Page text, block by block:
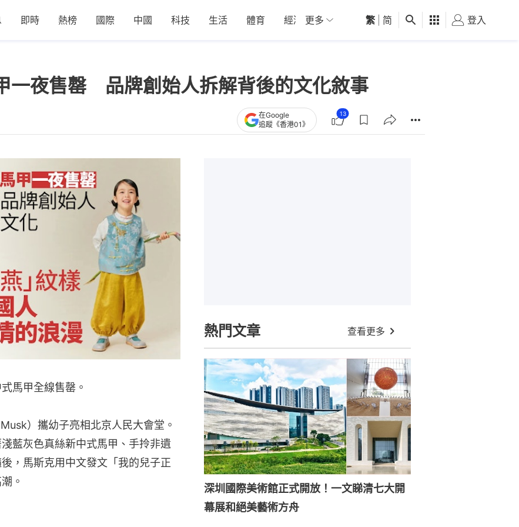
即時 熱榜 國際 中國 科技 生活 體育 經濟 01深圳 觀點 健康 好食玩飛
更多 繁 简 登入
一夜售罄 品牌創始人拆解背後的文化敘事
在Google
追蹤《香港01》
13
馬甲全線售罄。
）攜幼子亮相北京人民大會堂。
藍灰色真絲新中式馬甲、手拎非遺
，馬斯克用中文發文「我的兒子正
。
熱門文章 查看更多
深圳國際美術館正式開放！一文睇清七大開
幕展和絕美藝術方舟